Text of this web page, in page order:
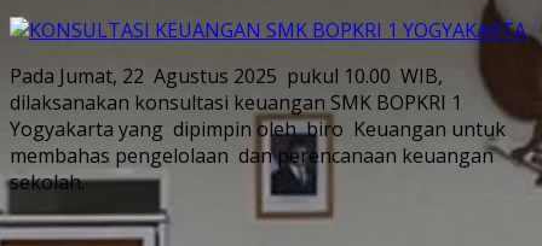
Pada Jumat, 22 Agustus 2025 pukul 10.00 WIB,
dilaksanakan konsultasi keuangan SMK BOPKRI 1
Yogyakarta yang dipimpin oleh biro Keuangan untuk
membahas pengelolaan dan perencanaan keuangan
sekolah.